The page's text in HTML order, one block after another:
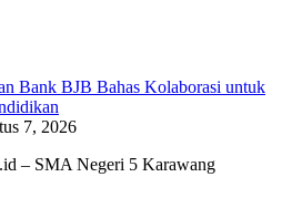
Bank BJB Bahas Kolaborasi untuk
7, 2026
– SMA Negeri 5 Karawang